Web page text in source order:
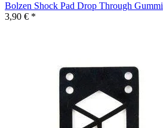
Bolzen Shock Pad Drop Through Gummi
3,90 € *